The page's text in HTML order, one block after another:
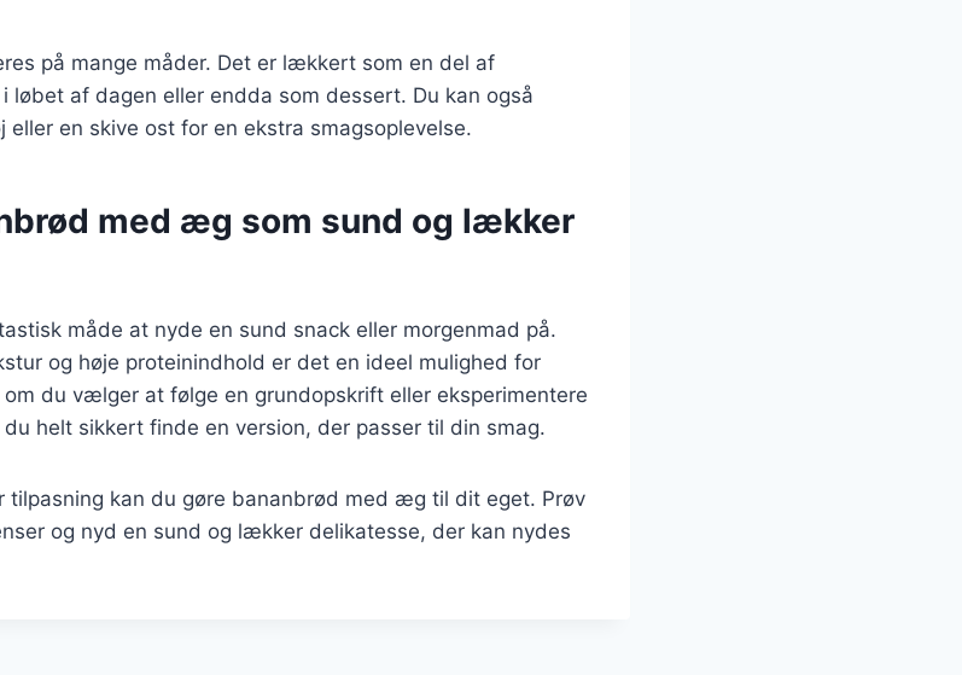
på mange måder. Det er lækkert som en del af
løbet af dagen eller endda som dessert. Du kan også
en skive ost for en ekstra smagsoplevelse.
med æg som sund og lækker
måde at nyde en sund snack eller morgenmad på.
og høje proteinindhold er det en ideel mulighed for
du vælger at følge en grundopskrift eller eksperimentere
helt sikkert finde en version, der passer til din smag.
tilpasning kan du gøre bananbrød med æg til dit eget. Prøv
og nyd en sund og lækker delikatesse, der kan nydes